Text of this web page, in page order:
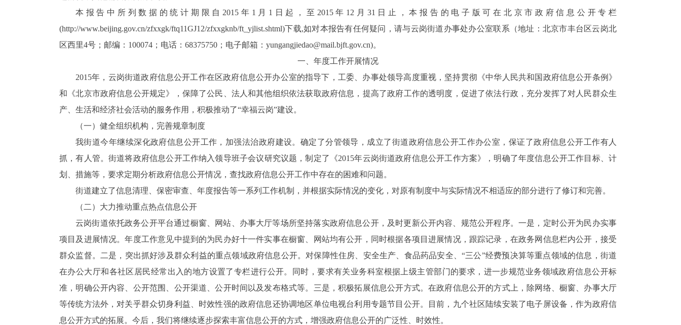
本报告中所列数据的统计期限自 2015 年 1 月 1 日起，至 2015年 12 月 31 日止，本报告的电子版可在北京市政府信息公开专栏
(http://www.beijing.gov.cn/zfxxgk/ftq11GJ12/zfxxgknb/ft_yjlist.shtml)下载,如对本报告有任何疑问，请与云岗街道办事处办公室联系（地址：北京市丰台区云岗北
区西里4号；邮编： 100074 ；电话： 68375750 ；电子邮箱： yungangjiedao@mail.bjft.gov.cn)。
一、 年度工作开展情况
2015年，云岗街道政府信息公开工作在区政府信息公开办公室的指导下，工委、办事处领导高度重视，坚持贯彻《中华人民共和国政府信息公开条例》
和《北京市政府信息公开规定》，保障了公民、法人和其他组织依法获取政府信息，提高了政府工作的透明度，促进了依法行政，充分发挥了对人民群众生
产、生活和经济社会活动的服务作用，积极推动了“幸福云岗”建设。
（一）健全组织机构，完善规章制度
我街道今年继续深化政府信息公开工作，加强法治政府建设。确定了分管领导，成立了街道政府信息公开工作办公室，保证了政府信息公开工作有人
抓，有人管。街道将政府信息公开工作纳入领导班子会议研究议题，制定了《2015年云岗街道政府信息公开工作方案》，明确了年度信息公开工作目标、计
划、措施等，要求定期分析政府信息公开情况，查找政府信息公开工作中存在的困难和问题。
街道建立了信息清理、保密审查、年度报告等一系列工作机制，并根据实际情况的变化，对原有制度中与实际情况不相适应的部分进行了修订和完善。
（二）大力推动重点热点信息公开
云岗街道依托政务公开平台通过橱窗、网站、办事大厅等场所坚持落实政府信息公开，及时更新公开内容、规范公开程序。一是，定时公开为民办实事
项目及进展情况。年度工作意见中提到的为民办好十一件实事在橱窗、网站均有公开，同时根据各项目进展情况，跟踪记录，在政务网信息栏内公开，接受
群众监督。二是，突出抓好涉及群众利益的重点领域政府信息公开。对保障性住房、安全生产、食品药品安全、“三公”经费预决算等重点领域的信息，街道
在办公大厅和各社区居民经常出入的地方设置了专栏进行公开。同时，要求有关业务科室根据上级主管部门的要求，进一步规范业务领域政府信息公开标
准，明确公开内容、公开范围、公开渠道、公开时间以及发布格式等。三是，积极拓展信息公开方式。在政府信息公开的方式上，除网络、橱窗、办事大厅
等传统方法外，对关乎群众切身利益、时效性强的政府信息还协调地区单位电视台利用专题节目公开。目前，九个社区陆续安装了电子屏设备，作为政府信
息公开方式的拓展。今后，我们将继续逐步探索丰富信息公开的方式，增强政府信息公开的广泛性、时效性。